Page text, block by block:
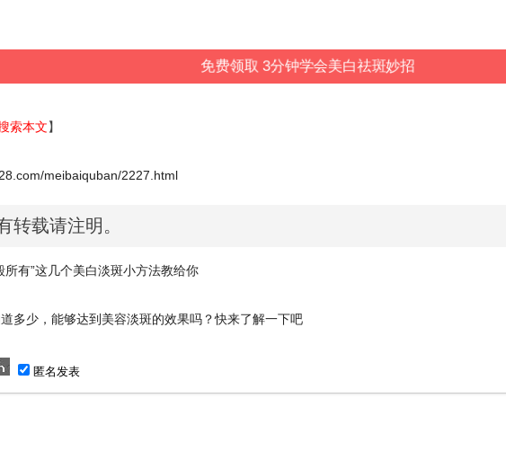
免费领取 3分钟学会美白祛斑妙招
索本文】
meibaiquban/2227.html
转载请注明。
所有”这几个美白淡斑小方法教给你
多少，能够达到美容淡斑的效果吗？快来了解一下吧
匿名发表